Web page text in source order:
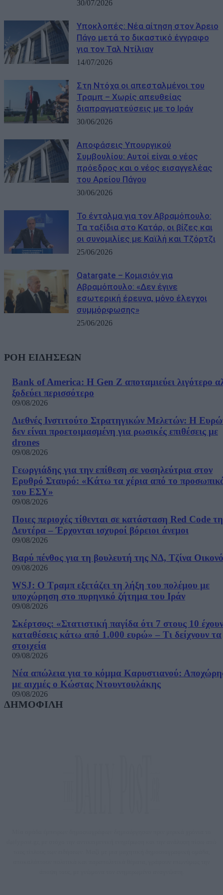
30/07/2026
Υποκλοπές: Νέα αίτηση στον Άρειο
Πάγο μετά το δικαστικό έγγραφο
για τον Ταλ Ντίλιαν
14/07/2026
Στη Ντόχα οι απεσταλμένοι του
Τραμπ – Χωρίς απευθείας
διαπραγματεύσεις με το Ιράν
30/06/2026
Αποφάσεις Υπουργικού
Συμβουλίου: Αυτοί είναι ο νέος
πρόεδρος και ο νέος εισαγγελέας
του Αρείου Πάγου
30/06/2026
Το ένταλμα για τον Αβραμόπουλο:
Τα ταξίδια στο Κατάρ, οι βίζες και
οι συνομιλίες με Καϊλή και Τζόρτζι
25/06/2026
Qatargate – Κομισιόν για
Αβραμόπουλο: «Δεν έγινε
εσωτερική έρευνα, μόνο έλεγχοι
συμμόρφωσης»
25/06/2026
ΡΟΗ ΕΙΔΗΣΕΩΝ
Bank of America: Η Gen Z αποταμιεύει λιγότερο
ξοδεύει περισσότερο
09/08/2026
Διεθνές Ινστιτούτο Στρατηγικών Μελετών: Η
δεν είναι προετοιμασμένη για ρωσικές επιθέσεις με
drones
09/08/2026
Γεωργιάδης για την επίθεση σε νοσηλεύτρια στον
Ερυθρό Σταυρό: «Κάτω τα χέρια από το
του ΕΣΥ»
09/08/2026
Ποιες περιοχές τίθενται σε κατάσταση Red Code τη
Δευτέρα – Έρχονται ισχυροί βόρειοι άνεμοι
09/08/2026
Βαρύ πένθος για τη βουλευτή της ΝΔ, Τζίνα
09/08/2026
WSJ: Ο Τραμπ εξετάζει τη λήξη του πολέμου με
υποχώρηση στο πυρηνικό ζήτημα του Ιράν
09/08/2026
Σκέρτσος: «Στατιστική παγίδα ότι 7 στους 10 έχουν
καταθέσεις κάτω από 1.000 ευρώ» – Τι δείχνουν τα
στοιχεία
09/08/2026
Νέα απώλεια για το κόμμα Καρυστιανού:
με αιχμές ο Κώστας Ντουντουλάκης
09/08/2026
ΔΗΜΟΦΙΛΗ